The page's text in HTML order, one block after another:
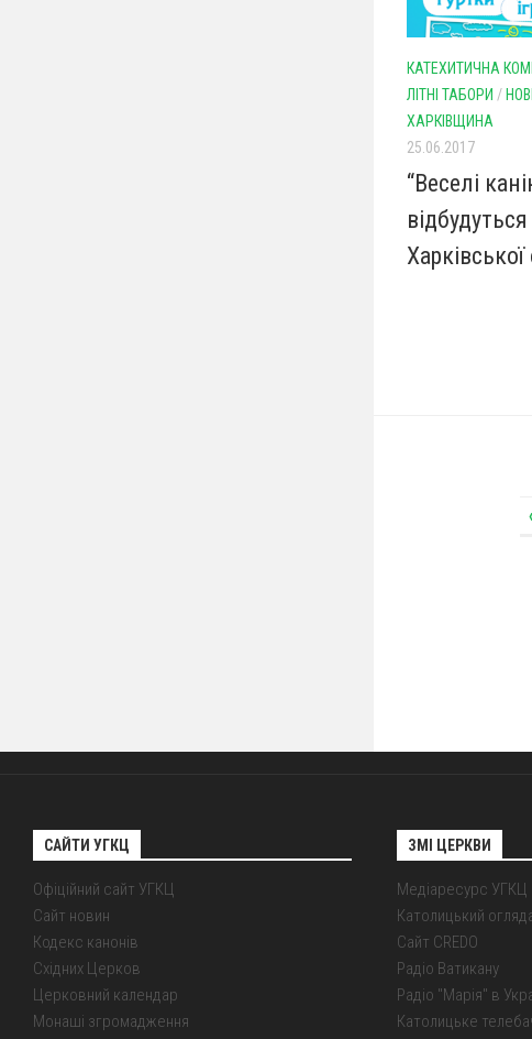
КАТЕХИТИЧНА
ЛІТНІ ТАБОРИ /
ХАРКІВЩИНА
25.06.2017
“Веселі
Харківської
САЙТИ УГКЦ
Офіційний сайт УГКЦ
Сайт новин
Кодекс канонів
Східних Церков
Церковний календар
Монаші згромадження
ЗМІ ЦЕРКВИ
Медіаресурс УГКЦ
Католицький
Сайт CREDO
Радіо Ватикану
Радіо "Марія" в
Католицьке